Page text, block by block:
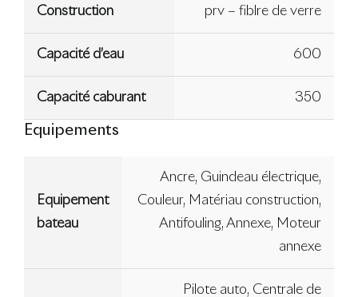
Construction prv – fiblre de verre
Capacité d’eau 600
Capacité caburant 350
Equipements
Equipement
bateau
Ancre, Guindeau électrique,
Couleur, Matériau construction,
Antifouling, Annexe, Moteur
annexe
Pilote auto, Centrale de